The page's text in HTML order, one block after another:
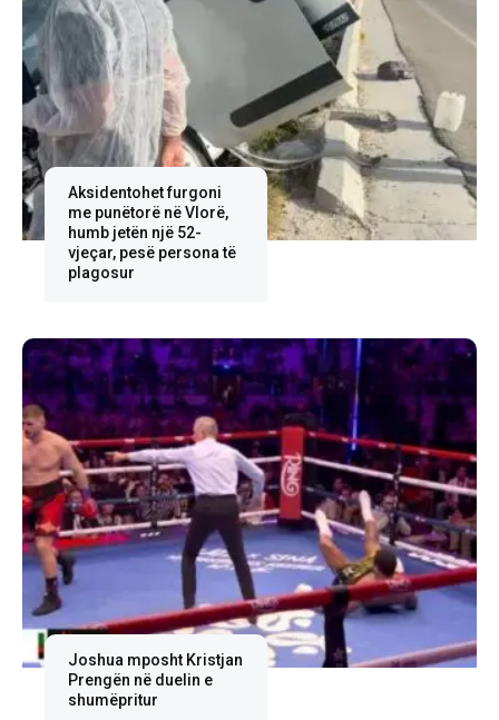
Aksidentohet furgoni
me punëtorë në Vlorë,
humb jetën një 52-
vjeçar, pesë persona të
plagosur
Joshua mposht Kristjan
Prengën në duelin e
shumëpritur